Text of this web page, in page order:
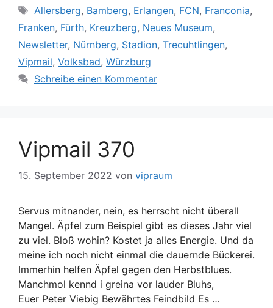
Schlagwörter
Allersberg, Bamberg, Erlangen, FCN, Franconia,
Franken, Fürth, Kreuzberg, Neues Museum,
Newsletter, Nürnberg, Stadion, Trecuhtlingen,
Vipmail, Volksbad, Würzburg
Schreibe einen Kommentar
Vipmail 370
15. September 2022 von vipraum
Servus mitnander, nein, es herrscht nicht überall
Mangel. Äpfel zum Beispiel gibt es dieses Jahr viel
zu viel. Bloß wohin? Kostet ja alles Energie. Und da
meine ich noch nicht einmal die dauernde Bückerei.
Immerhin helfen Äpfel gegen den Herbstblues.
Manchmol kennd i greina vor lauder Bluhs,
Euer Peter Viebig Bewährtes Feindbild Es …